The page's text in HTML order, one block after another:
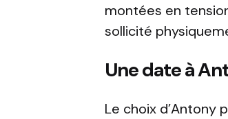
montées en
sollicité
Une date à
Le choix d’Antony